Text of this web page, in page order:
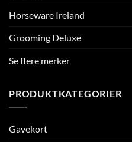
Horseware Ireland
Grooming Deluxe
Se flere merker
PRODUKTKATEGORIER
Gavekort